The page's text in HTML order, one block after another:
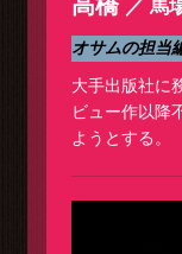
馬
オサムの担当
大手出版社に
ビュー作以降
ようとする。